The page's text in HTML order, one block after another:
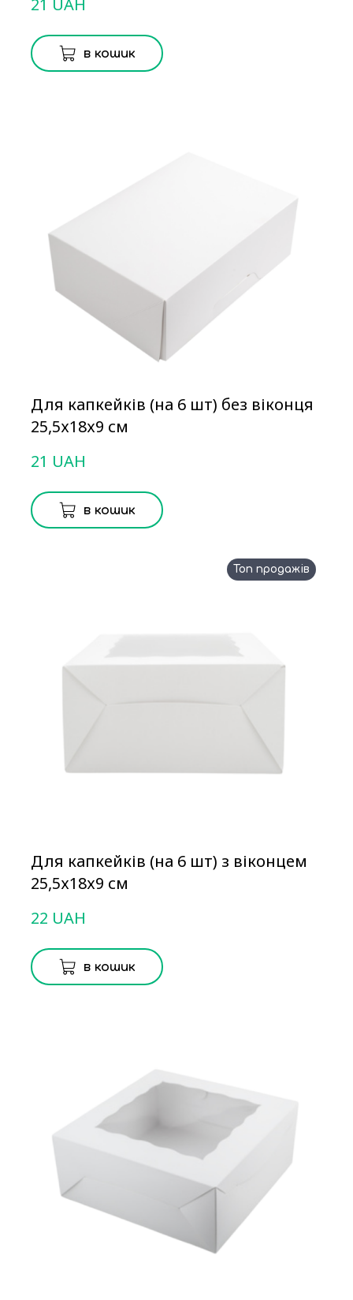
в кошик
Для капкейків (на 6 шт) без віконця
25,5х18х9 см
21 UAH
в кошик
Топ продажів
Для капкейків (на 6 шт) з віконцем
25,5х18х9 см
22 UAH
в кошик